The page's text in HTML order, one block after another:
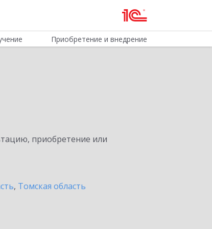
Приобретение и внедрение
приобретение или
, Томская область